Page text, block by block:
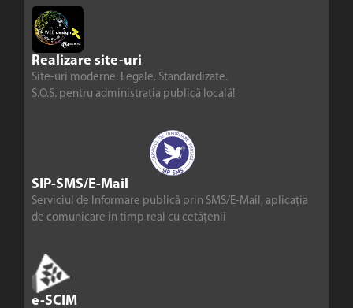
Realizare site-uri
Site-uri moderne. Legale. Standardizate.
S.O.S. pentru administrația publică locală!
SIP-SMS/E-Mail
Serviciul de Informare publică prin SMS/E-Mail, aplicația
de comunicare în timp real cu cetățenii
e-SCIM